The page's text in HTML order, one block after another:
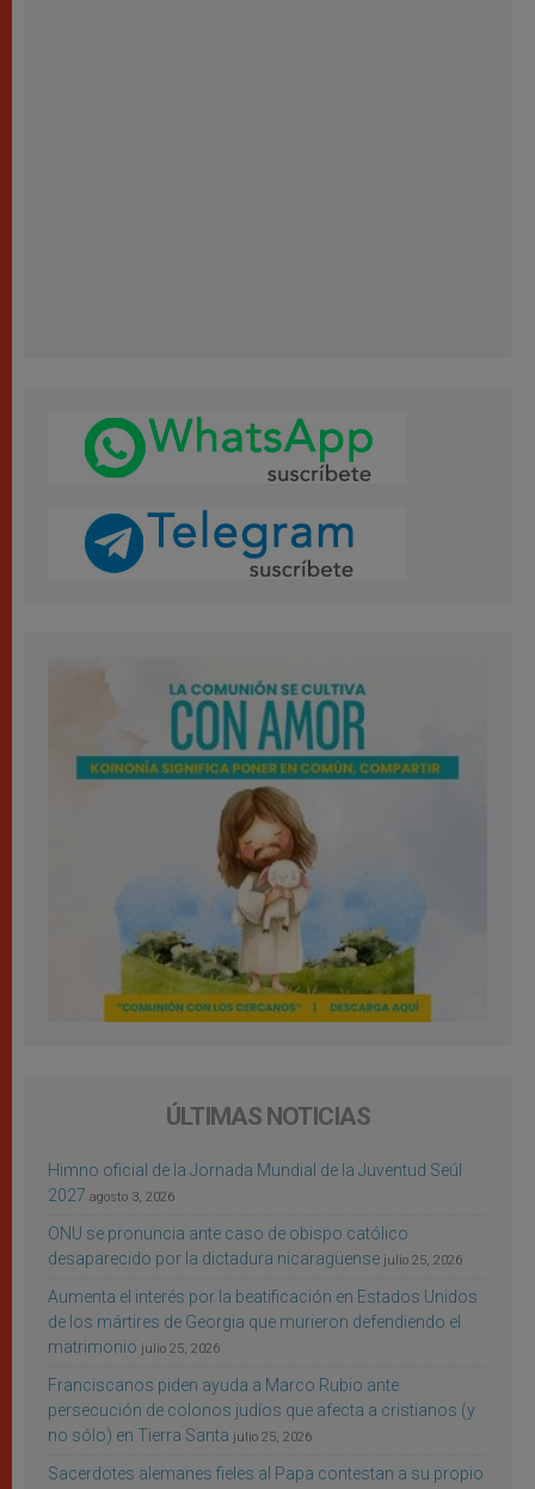
ÚLTIMAS NOTICIAS
Himno oficial de la Jornada Mundial de la Juventud Seúl
2027 agosto 3, 2026
ONU se pronuncia ante caso de obispo católico
desaparecido por la dictadura nicaragüense julio 25, 2026
Aumenta el interés por la beatificación en Estados Unidos
de los mártires de Georgia que murieron defendiendo el
matrimonio julio 25, 2026
Franciscanos piden ayuda a Marco Rubio ante
persecución de colonos judíos que afecta a cristianos (y
no sólo) en Tierra Santa julio 25, 2026
Sacerdotes alemanes fieles al Papa contestan a su propio